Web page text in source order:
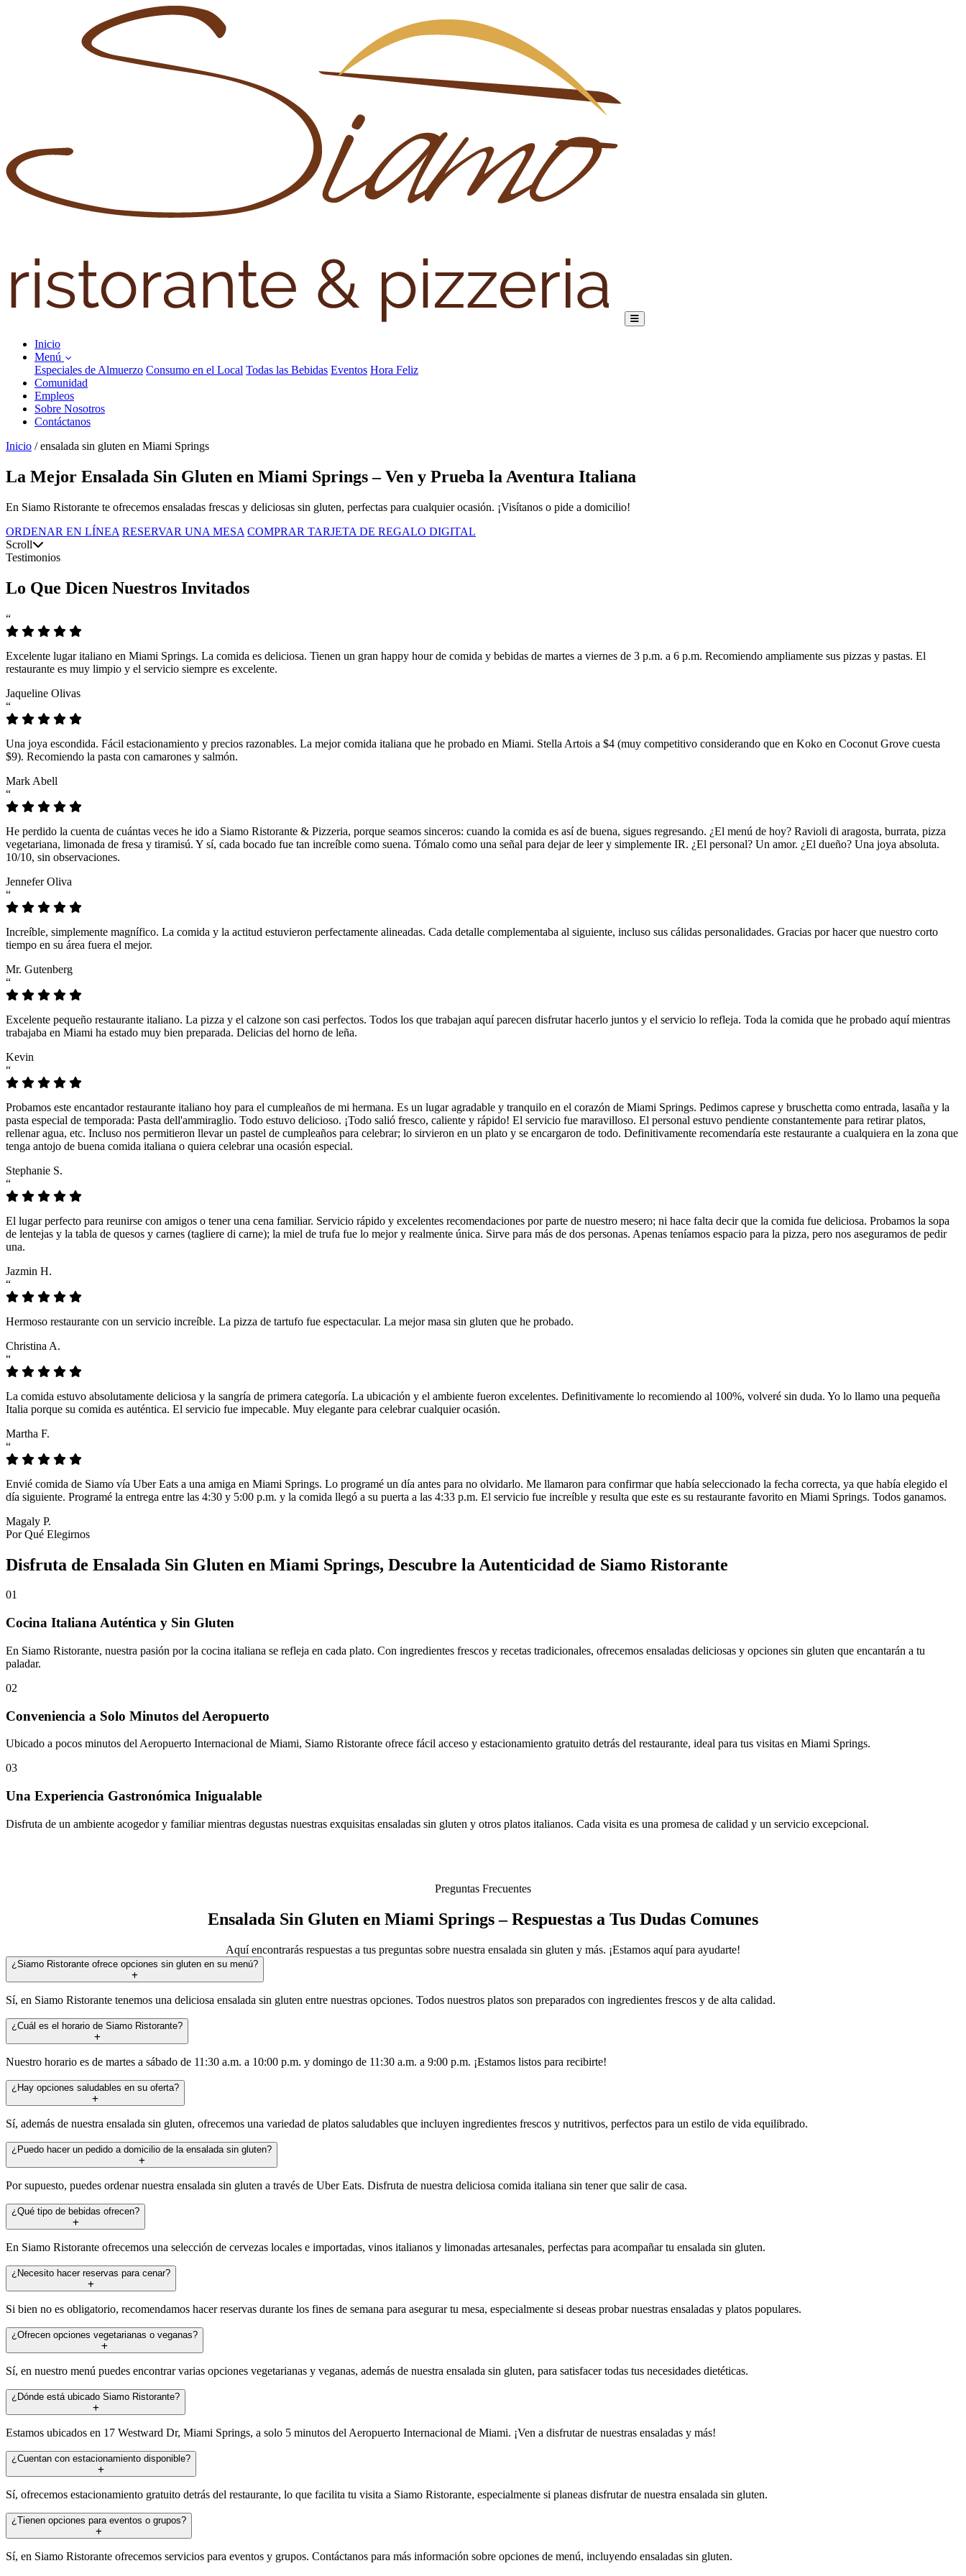
Inicio
Menú
Especiales de Almuerzo Consumo en el Local Todas las Bebidas Eventos Hora Feliz
Comunidad
Empleos
Sobre Nosotros
Contáctanos
Inicio / ensalada sin gluten en Miami Springs
La Mejor Ensalada Sin Gluten en Miami Springs – Ven y Prueba la Aventura Italiana
En Siamo Ristorante te ofrecemos ensaladas frescas y deliciosas sin gluten, perfectas para cualquier ocasión. ¡Visítanos o pide a domicilio!
ORDENAR EN LÍNEA RESERVAR UNA MESA COMPRAR TARJETA DE REGALO DIGITAL
Scroll
Testimonios
Lo Que Dicen Nuestros Invitados
“
Excelente lugar italiano en Miami Springs. La comida es deliciosa. Tienen un gran happy hour de comida y bebidas de martes a viernes de 3 p.m. a 6 p.m. Recomiendo ampliamente sus pizzas y pastas. El
restaurante es muy limpio y el servicio siempre es excelente.
Jaqueline Olivas
“
Una joya escondida. Fácil estacionamiento y precios razonables. La mejor comida italiana que he probado en Miami. Stella Artois a $4 (muy competitivo considerando que en Koko en Coconut Grove cuesta
$9). Recomiendo la pasta con camarones y salmón.
Mark Abell
“
He perdido la cuenta de cuántas veces he ido a Siamo Ristorante & Pizzeria, porque seamos sinceros: cuando la comida es así de buena, sigues regresando. ¿El menú de hoy? Ravioli di aragosta, burrata, pizza
vegetariana, limonada de fresa y tiramisú. Y sí, cada bocado fue tan increíble como suena. Tómalo como una señal para dejar de leer y simplemente IR. ¿El personal? Un amor. ¿El dueño? Una joya absoluta.
10/10, sin observaciones.
Jennefer Oliva
“
Increíble, simplemente magnífico. La comida y la actitud estuvieron perfectamente alineadas. Cada detalle complementaba al siguiente, incluso sus cálidas personalidades. Gracias por hacer que nuestro corto
tiempo en su área fuera el mejor.
Mr. Gutenberg
“
Excelente pequeño restaurante italiano. La pizza y el calzone son casi perfectos. Todos los que trabajan aquí parecen disfrutar hacerlo juntos y el servicio lo refleja. Toda la comida que he probado aquí mientras
trabajaba en Miami ha estado muy bien preparada. Delicias del horno de leña.
Kevin
“
Probamos este encantador restaurante italiano hoy para el cumpleaños de mi hermana. Es un lugar agradable y tranquilo en el corazón de Miami Springs. Pedimos caprese y bruschetta como entrada, lasaña y la
pasta especial de temporada: Pasta dell'ammiraglio. Todo estuvo delicioso. ¡Todo salió fresco, caliente y rápido! El servicio fue maravilloso. El personal estuvo pendiente constantemente para retirar platos,
rellenar agua, etc. Incluso nos permitieron llevar un pastel de cumpleaños para celebrar; lo sirvieron en un plato y se encargaron de todo. Definitivamente recomendaría este restaurante a cualquiera en la zona que
tenga antojo de buena comida italiana o quiera celebrar una ocasión especial.
Stephanie S.
“
El lugar perfecto para reunirse con amigos o tener una cena familiar. Servicio rápido y excelentes recomendaciones por parte de nuestro mesero; ni hace falta decir que la comida fue deliciosa. Probamos la sopa
de lentejas y la tabla de quesos y carnes (tagliere di carne); la miel de trufa fue lo mejor y realmente única. Sirve para más de dos personas. Apenas teníamos espacio para la pizza, pero nos aseguramos de pedir
una.
Jazmin H.
“
Hermoso restaurante con un servicio increíble. La pizza de tartufo fue espectacular. La mejor masa sin gluten que he probado.
Christina A.
“
La comida estuvo absolutamente deliciosa y la sangría de primera categoría. La ubicación y el ambiente fueron excelentes. Definitivamente lo recomiendo al 100%, volveré sin duda. Yo lo llamo una pequeña
Italia porque su comida es auténtica. El servicio fue impecable. Muy elegante para celebrar cualquier ocasión.
Martha F.
“
Envié comida de Siamo vía Uber Eats a una amiga en Miami Springs. Lo programé un día antes para no olvidarlo. Me llamaron para confirmar que había seleccionado la fecha correcta, ya que había elegido el
día siguiente. Programé la entrega entre las 4:30 y 5:00 p.m. y la comida llegó a su puerta a las 4:33 p.m. El servicio fue increíble y resulta que este es su restaurante favorito en Miami Springs. Todos ganamos.
Magaly P.
Por Qué Elegirnos
Disfruta de Ensalada Sin Gluten en Miami Springs, Descubre la Autenticidad de Siamo Ristorante
01
Cocina Italiana Auténtica y Sin Gluten
En Siamo Ristorante, nuestra pasión por la cocina italiana se refleja en cada plato. Con ingredientes frescos y recetas tradicionales, ofrecemos ensaladas deliciosas y opciones sin gluten que encantarán a tu
paladar.
02
Conveniencia a Solo Minutos del Aeropuerto
Ubicado a pocos minutos del Aeropuerto Internacional de Miami, Siamo Ristorante ofrece fácil acceso y estacionamiento gratuito detrás del restaurante, ideal para tus visitas en Miami Springs.
03
Una Experiencia Gastronómica Inigualable
Disfruta de un ambiente acogedor y familiar mientras degustas nuestras exquisitas ensaladas sin gluten y otros platos italianos. Cada visita es una promesa de calidad y un servicio excepcional.
Preguntas Frecuentes
Ensalada Sin Gluten en Miami Springs – Respuestas a Tus Dudas Comunes
Aquí encontrarás respuestas a tus preguntas sobre nuestra ensalada sin gluten y más. ¡Estamos aquí para ayudarte!
¿Siamo Ristorante ofrece opciones sin gluten en su menú?
Sí, en Siamo Ristorante tenemos una deliciosa ensalada sin gluten entre nuestras opciones. Todos nuestros platos son preparados con ingredientes frescos y de alta calidad.
¿Cuál es el horario de Siamo Ristorante?
Nuestro horario es de martes a sábado de 11:30 a.m. a 10:00 p.m. y domingo de 11:30 a.m. a 9:00 p.m. ¡Estamos listos para recibirte!
¿Hay opciones saludables en su oferta?
Sí, además de nuestra ensalada sin gluten, ofrecemos una variedad de platos saludables que incluyen ingredientes frescos y nutritivos, perfectos para un estilo de vida equilibrado.
¿Puedo hacer un pedido a domicilio de la ensalada sin gluten?
Por supuesto, puedes ordenar nuestra ensalada sin gluten a través de Uber Eats. Disfruta de nuestra deliciosa comida italiana sin tener que salir de casa.
¿Qué tipo de bebidas ofrecen?
En Siamo Ristorante ofrecemos una selección de cervezas locales e importadas, vinos italianos y limonadas artesanales, perfectas para acompañar tu ensalada sin gluten.
¿Necesito hacer reservas para cenar?
Si bien no es obligatorio, recomendamos hacer reservas durante los fines de semana para asegurar tu mesa, especialmente si deseas probar nuestras ensaladas y platos populares.
¿Ofrecen opciones vegetarianas o veganas?
Sí, en nuestro menú puedes encontrar varias opciones vegetarianas y veganas, además de nuestra ensalada sin gluten, para satisfacer todas tus necesidades dietéticas.
¿Dónde está ubicado Siamo Ristorante?
Estamos ubicados en 17 Westward Dr, Miami Springs, a solo 5 minutos del Aeropuerto Internacional de Miami. ¡Ven a disfrutar de nuestras ensaladas y más!
¿Cuentan con estacionamiento disponible?
Sí, ofrecemos estacionamiento gratuito detrás del restaurante, lo que facilita tu visita a Siamo Ristorante, especialmente si planeas disfrutar de nuestra ensalada sin gluten.
¿Tienen opciones para eventos o grupos?
Sí, en Siamo Ristorante ofrecemos servicios para eventos y grupos. Contáctanos para más información sobre opciones de menú, incluyendo ensaladas sin gluten.